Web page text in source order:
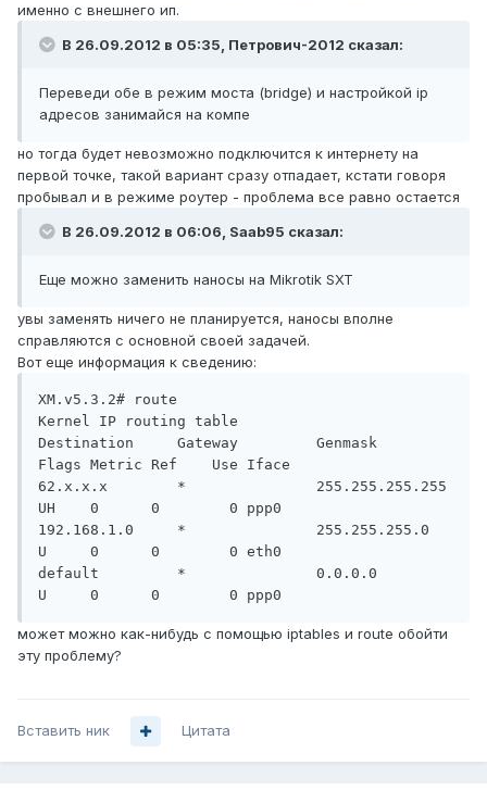
именно с внешнего ип.
В 26.09.2012 в 05:35, Петрович-2012 сказал:
Переведи обе в режим моста (bridge) и настройкой ip
адресов занимайся на компе
но тогда будет невозможно подключится к интернету на
первой точке, такой вариант сразу отпадает, кстати говоря
пробывал и в режиме роутер - проблема все равно остается
В 26.09.2012 в 06:06, Saab95 сказал:
Еще можно заменить наносы на Mikrotik SXT
увы заменять ничего не планируется, наносы вполне
справляются с основной своей задачей.
Вот еще информация к сведению:
XM.v5.3.2# route
Kernel IP routing table
Destination     Gateway         Genmask
Flags Metric Ref    Use Iface
62.х.х.х        *               255.255.255.255
UH    0      0        0 ppp0
192.168.1.0     *               255.255.255.0
U     0      0        0 eth0
default         *               0.0.0.0
может можно как-нибудь с помощью iptables и route обойти
эту проблему?
Вставить ник Цитата